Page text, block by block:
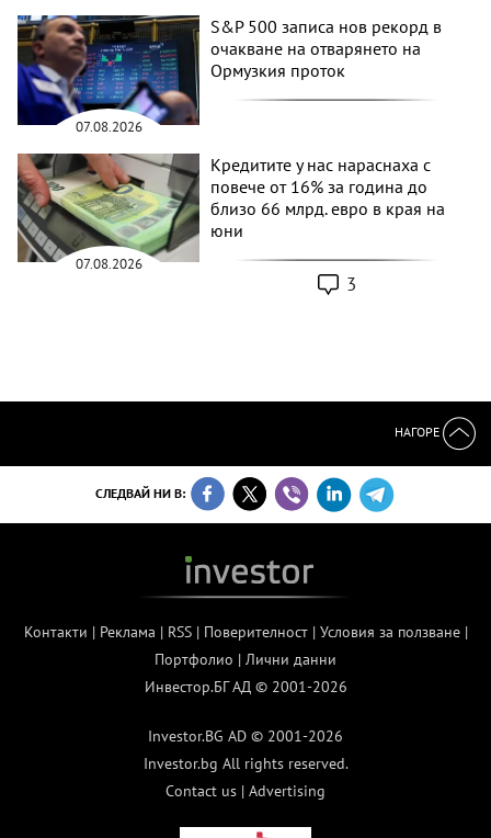
07.08.2026
S&P 500 записа нов рекорд в
очакване на отварянето на
Ормузкия проток
07.08.2026
Кредитите у нас нараснаха с
повече от 16% за година до
близо 66 млрд. евро в края на
юни
3
НАГОРЕ
СЛЕДВАЙ НИ В:
Контакти | Реклама | RSS| Поверителност| Условия за ползване|
Портфолио | Лични данни
Инвестор.БГ АД © 2001-2026
Investor.BG AD © 2001-2026
Investor.bg All rights reserved.
Contact us | Advertising